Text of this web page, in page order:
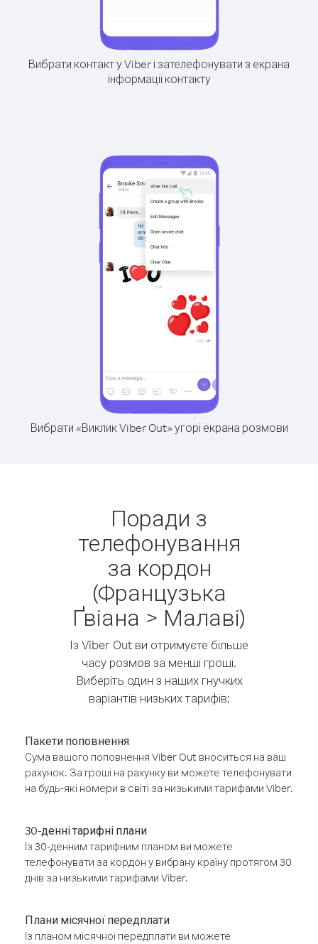
Вибрати контакт у Viber і зателефонувати з екрана
інформації контакту
Вибрати «Виклик Viber Out» угорі екрана розмови
Поради з
телефонування
за кордон
(Французька
Ґвіана > Малаві)
Із Viber Out ви отримуєте більше
часу розмов за менші гроші.
Виберіть один з наших гнучких
варіантів низьких тарифів:
Пакети поповнення
Сума вашого поповнення Viber Out вноситься на ваш
рахунок. За гроші на рахунку ви можете телефонувати
на будь-які номери в світі за низькими тарифами Viber.
30-денні тарифні плани
Із 30-денним тарифним планом ви можете
телефонувати за кордон у вибрану країну протягом 30
днів за низькими тарифами Viber.
Плани місячної передплати
Із планом місячної передплати ви можете